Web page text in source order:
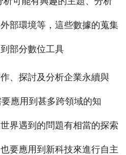
部環境等，這些數據的蒐集
部分數位工具
、探討及分析企業永續與
應用到甚多跨領域的知
界遇到的問題有相當的探索
要應用到新科技來進行自主